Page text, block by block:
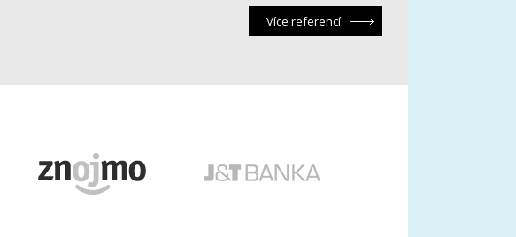
Více referencí